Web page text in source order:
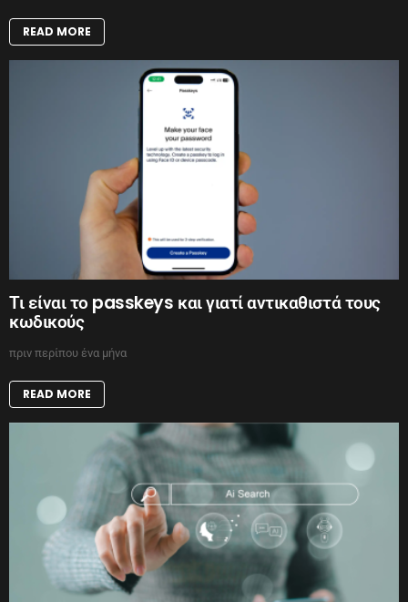
READ MORE
Τι είναι το passkeys και γιατί αντικαθιστά τους
κωδικούς
πριν περίπου ένα μήνα
READ MORE